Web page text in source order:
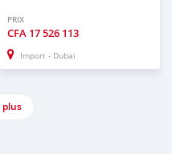
PRIX
CFA 17 526 113
Import - Dubai